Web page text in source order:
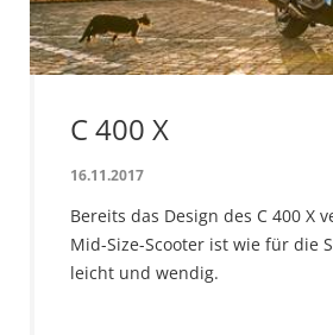
C 400 X
16.11.2017
Bereits das Design des C 400 X
Mid-Size-Scooter ist wie für die
leicht und wendig.